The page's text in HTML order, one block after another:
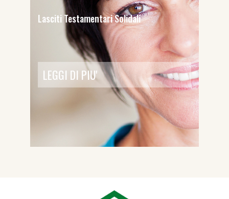
Lasciti Testamentari Solidali
LEGGI DI PIU'